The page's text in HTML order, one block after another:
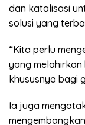
dan katalisasi
solusi yang
“Kita perlu
yang
khususnya bagi
Ia juga